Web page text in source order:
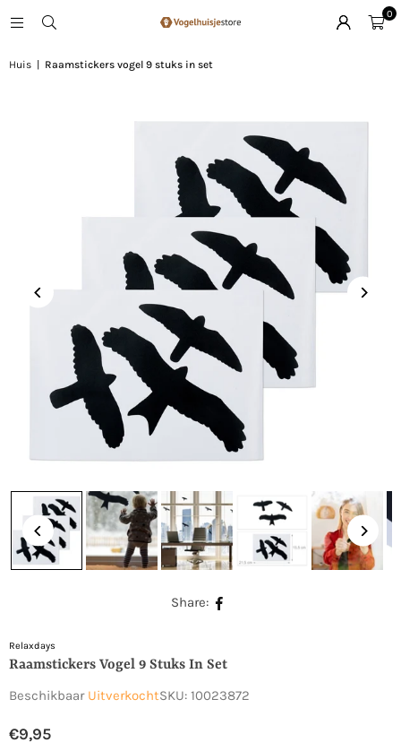
0
Huis Raamstickers vogel 9 stuks in set
Share:
Relaxdays
Raamstickers Vogel 9 Stuks In Set
Beschikbaar UitverkochtSKU: 10023872
Normale
€9,95